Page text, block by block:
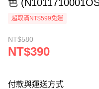
色
超取滿NT$599免運
NT$580
NT$390
付款與運送方式